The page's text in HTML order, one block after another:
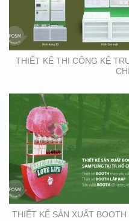
THIẾT KẾ THI CÔNG KỆ
BOOTH SAMPLING
TP. HỒ CHÍ MINH
THIẾT KẾ SẢN XUẤT
THIẾT KẾ THI CÔNG
BÁN HÀNG LƯU